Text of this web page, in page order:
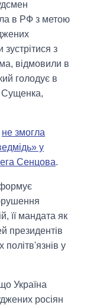
в РФ з метою
зустрітися з
відмовили в
голодує в
Сущенка,
не змогла
у
Сенцова.
її мандата як
президентів
політв'язнів у
Україна
росіян